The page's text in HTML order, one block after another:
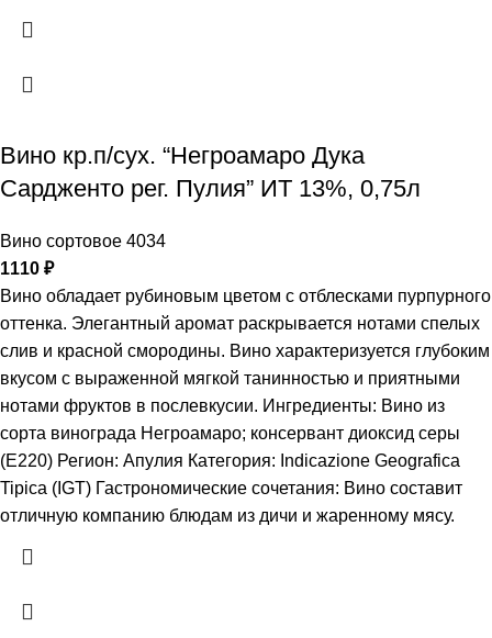
Вино кр.п/сух. “Негроамаро Дука
Сардженто рег. Пулия” ИТ 13%, 0,75л
Вино сортовое 4034
1110 ₽
Вино обладает рубиновым цветом с отблесками пурпурного
оттенка. Элегантный аромат раскрывается нотами спелых
слив и красной смородины. Вино характеризуется глубоким
вкусом с выраженной мягкой танинностью и приятными
нотами фруктов в послевкусии. Ингредиенты: Вино из
сорта винограда Негроамаро; консервант диоксид серы
(Е220) Регион: Апулия Категория: Indicazione Geografica
Tipica (IGT) Гастрономические сочетания: Вино составит
отличную компанию блюдам из дичи и жаренному мясу.